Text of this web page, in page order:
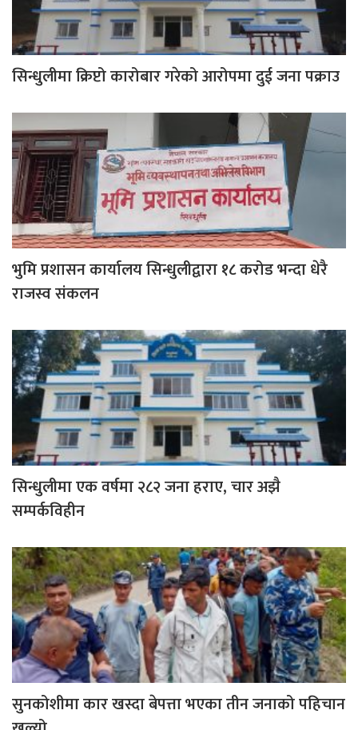
सिन्धुलीमा क्रिप्टो कारोबार गरेको आरोपमा दुई जना पक्राउ
भुमि प्रशासन कार्यालय सिन्धुलीद्वारा १८ करोड भन्दा धेरै
राजस्व संकलन
सिन्धुलीमा एक वर्षमा २८२ जना हराए, चार अझै
सम्पर्कविहीन
सुनकोशीमा कार खस्दा बेपत्ता भएका तीन जनाको पहिचान